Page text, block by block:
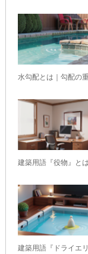
水勾配とは｜勾配の
建築用語『役物』と
建築用語『ドライエ